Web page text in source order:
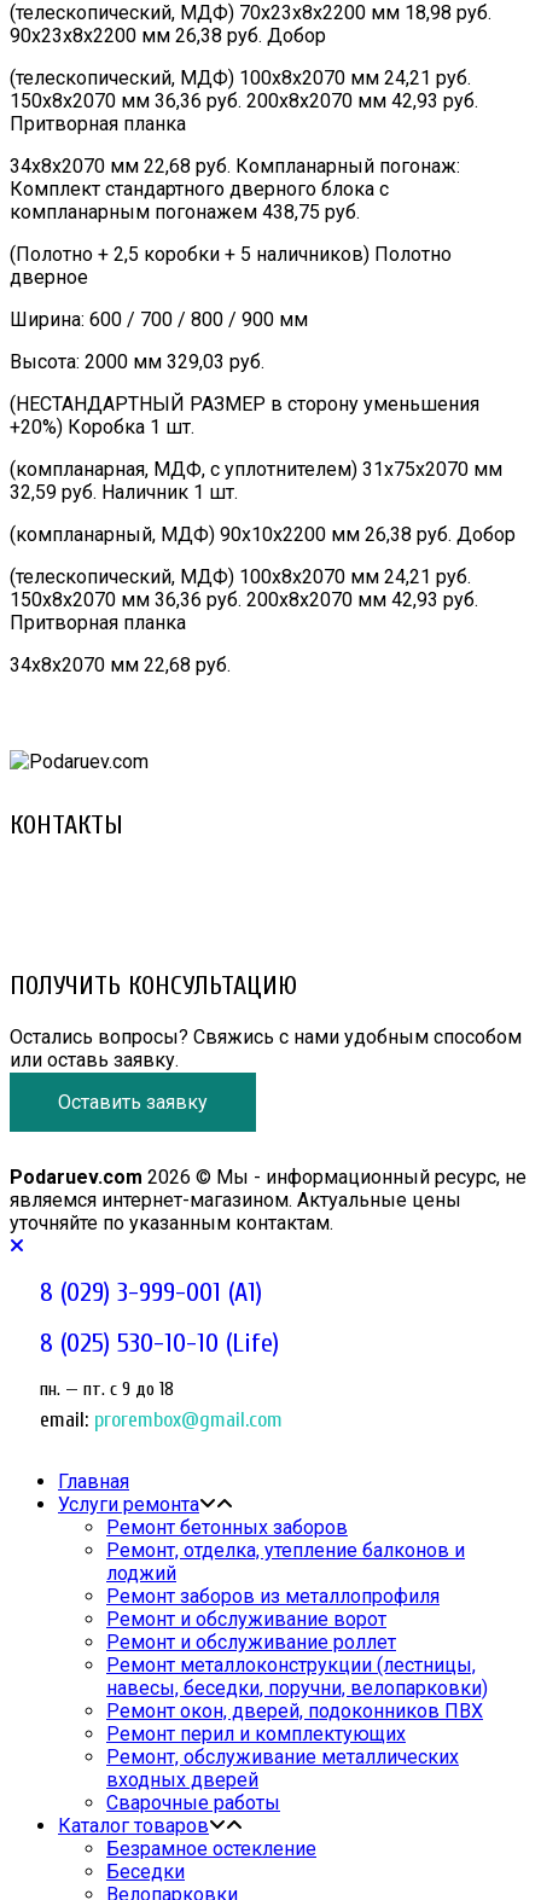
(телескопический, МДФ) 70х23х8х2200 мм 18,98 руб.
90х23х8х2200 мм 26,38 руб. Добор
(телескопический, МДФ) 100х8х2070 мм 24,21 руб.
150х8х2070 мм 36,36 руб. 200х8х2070 мм 42,93 руб.
Притворная планка
34х8х2070 мм 22,68 руб. Компланарный погонаж:
Комплект стандартного дверного блока с
компланарным погонажем 438,75 руб.
(Полотно + 2,5 коробки + 5 наличников) Полотно
дверное
Ширина: 600 / 700 / 800 / 900 мм
Высота: 2000 мм 329,03 руб.
(НЕСТАНДАРТНЫЙ РАЗМЕР в сторону уменьшения
+20%) Коробка 1 шт.
(компланарная, МДФ, с уплотнителем) 31х75х2070 мм
32,59 руб. Наличник 1 шт.
(компланарный, МДФ) 90х10х2200 мм 26,38 руб. Добор
(телескопический, МДФ) 100х8х2070 мм 24,21 руб.
150х8х2070 мм 36,36 руб. 200х8х2070 мм 42,93 руб.
Притворная планка
34х8х2070 мм 22,68 руб.
КОНТАКТЫ
ПОЛУЧИТЬ КОНСУЛЬТАЦИЮ
Остались вопросы? Свяжись с нами удобным способом
или оставь заявку.
Оставить заявку
Podaruev.com 2026 © Мы - информационный ресурс, не
являемся интернет-магазином. Актуальные цены
уточняйте по указанным контактам.
8 (029) 3-999-001 (A1)
8 (025) 530-10-10 (Life)
пн. — пт. c 9 до 18
email: prorembox@gmail.com
Главная
Услуги ремонта
Ремонт бетонных заборов
Ремонт, отделка, утепление балконов и
лоджий
Ремонт заборов из металлопрофиля
Ремонт и обслуживание ворот
Ремонт и обслуживание роллет
Ремонт металлоконструкции (лестницы,
навесы, беседки, поручни, велопарковки)
Ремонт окон, дверей, подоконников ПВХ
Ремонт перил и комплектующих
Ремонт, обслуживание металлических
входных дверей
Сварочные работы
Каталог товаров
Безрамное остекление
Беседки
Велопарковки